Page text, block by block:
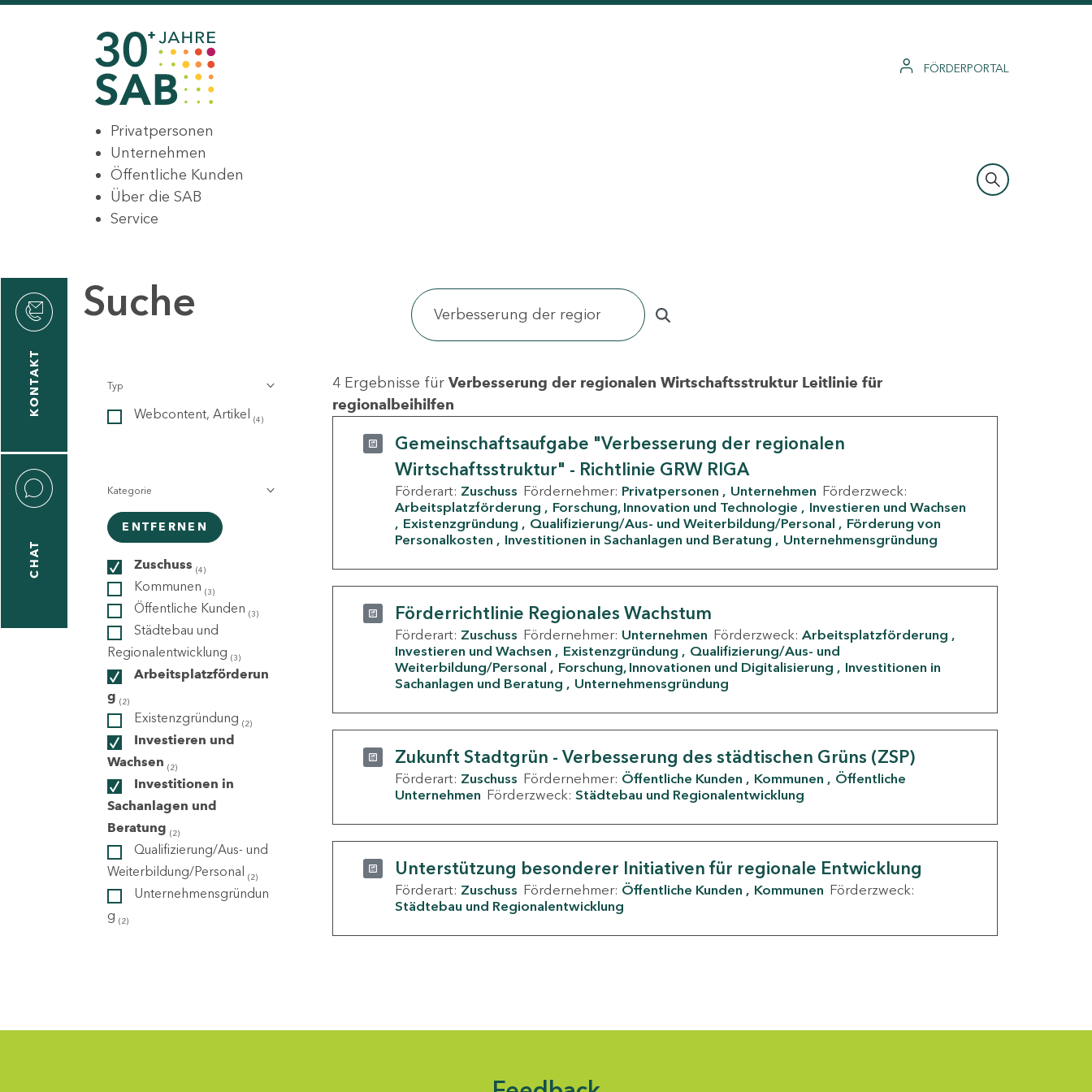
FÖRDERPORTAL
Privatpersonen
Unternehmen
Öffentliche Kunden
Über die SAB
Service
KONTAKT
CHAT
Suche
Typ
Webcontent, Artikel (4)
Kategorie
ENTFERNEN
Zuschuss (4)
Kommunen (3)
Öffentliche Kunden (3)
Städtebau und
Regionalentwicklung (3)
Arbeitsplatzförderun
g (2)
Existenzgründung (2)
Investieren und
Wachsen (2)
Investitionen in
Sachanlagen und
Beratung (2)
Qualifizierung/Aus- und
Weiterbildung/Personal (2)
Unternehmensgründun
g (2)
4 Ergebnisse für Verbesserung der regionalen Wirtschaftsstruktur Leitlinie für
regionalbeihilfen
Gemeinschaftsaufgabe "Verbesserung der regionalen
Wirtschaftsstruktur" - Richtlinie GRW RIGA
Förderart: Zuschuss Fördernehmer: Privatpersonen Unternehmen Förderzweck:
Arbeitsplatzförderung
Forschung, Innovation und Technologie
Investieren und Wachsen
Existenzgründung
Qualifizierung/Aus- und Weiterbildung/Personal
Förderung von
Personalkosten
Investitionen in Sachanlagen und Beratung Unternehmensgründung
Förderrichtlinie Regionales Wachstum
Förderart: Zuschuss Fördernehmer: Unternehmen Förderzweck: Arbeitsplatzförderung
Investieren und Wachsen
Existenzgründung
Qualifizierung/Aus- und
Weiterbildung/Personal
Forschung, Innovationen und Digitalisierung
Investitionen in
Sachanlagen und Beratung
Unternehmensgründung
Zukunft Stadtgrün - Verbesserung des städtischen Grüns (ZSP)
Förderart: Zuschuss Fördernehmer: Öffentliche Kunden Kommunen
Öffentliche
Unternehmen Förderzweck: Städtebau und Regionalentwicklung
Unterstützung besonderer Initiativen für regionale Entwicklung
Förderart: Zuschuss Fördernehmer: Öffentliche Kunden Kommunen Förderzweck:
Städtebau und Regionalentwicklung